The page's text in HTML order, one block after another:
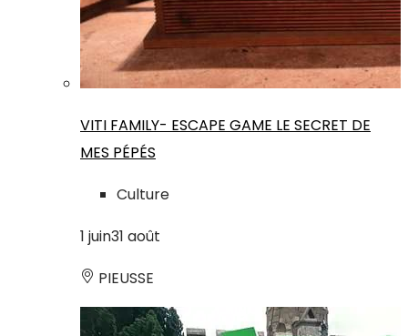
VITI FAMILY- ESCAPE GAME LE SECRET DE
MES PÉPÉS
Culture
1 juin31 août
PIEUSSE